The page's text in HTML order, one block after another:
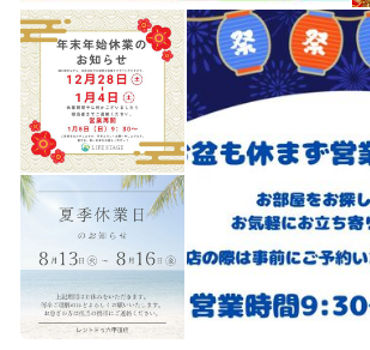
お部屋探しの流れや注意点など、初めて
すくご説明しますので、
安心してご相談ください。
Q.Lineでも相談できますか？
A. はい、LINEでのご相談が可能です。
事前相談や条件整理など、来店前のやり
います。